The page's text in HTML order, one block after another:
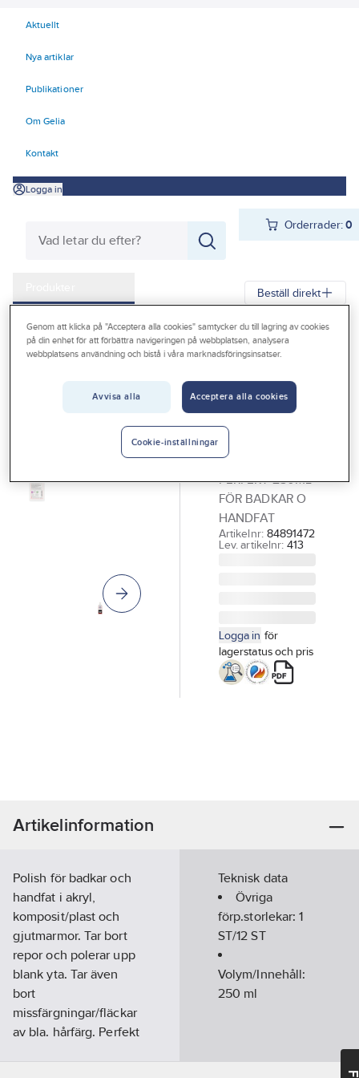
Aktuellt
Nya artiklar
Publikationer
Om Gelia
Kontakt
Logga in
Orderrader:0
Outlet
Vanliga frågor
Beställ direkt
Gelia Produkter Förbrukningsvaror Kemteknik
Städ
Sanitet/badrum och avkalkning
NORENCO
Akrylpolish
AKRYLPOLISH
PERFEKT 250ML
FÖR BADKAR O
HANDFAT
Artikelnr: 84891472
Lev. artikelnr: 413
Logga in för
lagerstatus och pris
Artikelinformation
Polish för badkar och
handfat i akryl,
komposit/plast och
gjutmarmor. Tar bort
repor och polerar upp
blank yta. Tar även
bort
missfärgningar/fläckar
av bla. hårfärg. Perfekt
Teknisk data
Övriga
förp.storlekar:1
ST/12 ST
Volym/Innehåll:
250 ml
Genom att klicka på "Acceptera alla cookies" samtycker du till lagring av cookies
på din enhet för att förbättra navigeringen på webbplatsen, analysera
webbplatsens användning och bistå i våra marknadsföringsinsatser.
Avvisa alla Acceptera alla cookies
Cookie-inställningar